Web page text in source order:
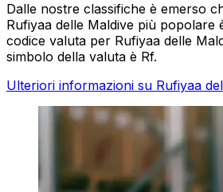
Dalle nostre classifiche è emerso
Rufiyaa delle Maldive più popolare
codice valuta per Rufiyaa delle
simbolo della valuta è Rf.
Ulteriori informazioni su Rufiyaa